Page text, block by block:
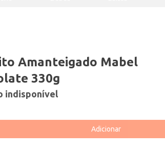
Amanteigado Mabel
330g
indisponível
Adicionar